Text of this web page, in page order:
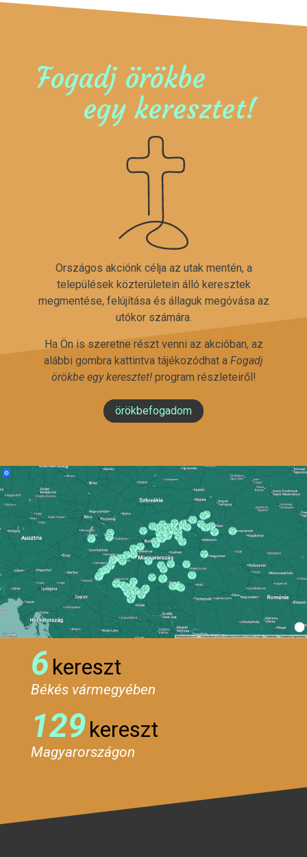
Fogadj örökbe
egy keresztet!
Országos akciónk célja az utak mentén, a
települések közterületein álló keresztek
megmentése, felújítása és állaguk megóvása az
utókor számára.
Ha Ön is szeretne részt venni az akcióban, az
alábbi gombra kattintva tájékozódhat a Fogadj
örökbe egy keresztet!program részleteiről!
örökbefogadom
6 kereszt
Békés vármegyében
129kereszt
Magyarországon